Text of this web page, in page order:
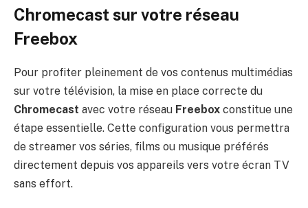
Chromecast sur votre réseau
Freebox
Pour profiter pleinement de vos contenus multimédias
sur votre télévision, la mise en place correcte du
Chromecast avec votre réseau Freebox constitue une
étape essentielle. Cette configuration vous permettra
de streamer vos séries, films ou musique préférés
directement depuis vos appareils vers votre écran TV
sans effort.